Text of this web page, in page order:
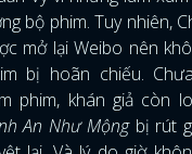
bộ phim. Tuy nhiên,
mở lại Weibo nên
bị hoãn chiếu.
phim, khán giả còn
An Như Mộngbị rút